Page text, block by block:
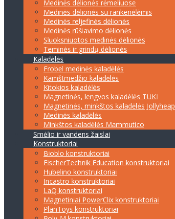
Medinės dėlionės rėmeliuose
Medinės dėlionės su rankenėlėmis
Medinės reljefinės dėlionės
Medinės rūšiavimo dėlionės
Sluoksniuotos medinės dėlionės
Teminės ir grindų dėlionės
Kaladėlės
Frobel medinės kaladėlės
Kamštmedžio kaladėlės
Kitokios kaladėlės
Magnetinės, lengvos kaladėlės TUKI
Magnetinės, minkštos kaladėlės Jollyheap
Medinės kaladėlės
Minkštos kaladėlės Mammutico
Smėlio ir vandens žaislai
Konstruktoriai
Bioblo konstruktoriai
FischerTechnik Education konstruktoriai
Hubelino konstruktoriai
Incastro konstruktoriai
LaQ konstruktoriai
Magnetiniai PowerClix konstruktoriai
PlanToys konstruktoriai